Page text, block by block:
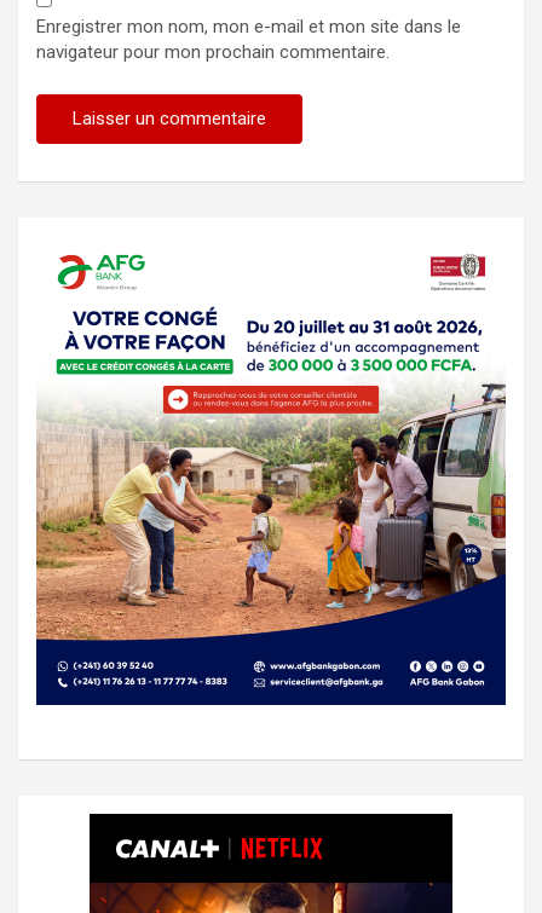
Enregistrer mon nom, mon e-mail et mon site dans le
navigateur pour mon prochain commentaire.